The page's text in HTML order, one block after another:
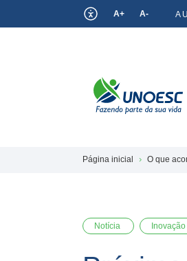
A+ A- A
Página inicial O que
Notícia Inovação